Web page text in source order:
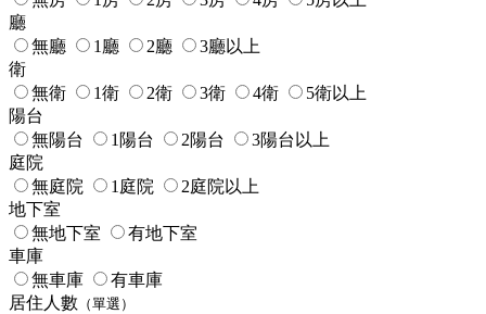
廳
無廳
1廳 2廳
3廳以上
衛
無衛
1衛 2衛 3衛 4衛
5衛以上
陽台
無陽台
1陽台 2陽台
3陽台以上
庭院
無庭院
1庭院
2庭院以上
地下室
無地下室
有地下室
車庫
無車庫
有車庫
居住人數 （單選）